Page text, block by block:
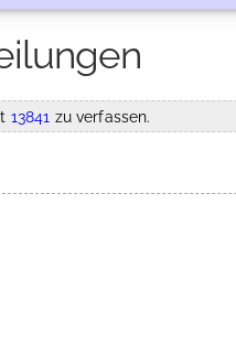
13841 zu verfassen.